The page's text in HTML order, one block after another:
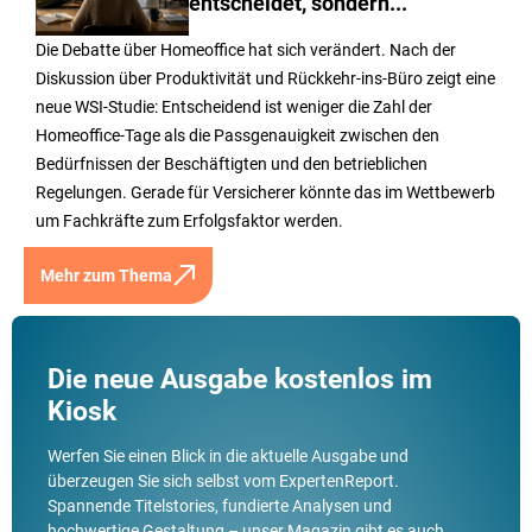
Die Debatte über Homeoffice hat sich verändert. Nach der
Diskussion über Produktivität und Rückkehr-ins-Büro zeigt eine
neue WSI-Studie: Entscheidend ist weniger die Zahl der
Homeoffice-Tage als die Passgenauigkeit zwischen den
Bedürfnissen der Beschäftigten und den betrieblichen
Regelungen. Gerade für Versicherer könnte das im Wettbewerb
um Fachkräfte zum Erfolgsfaktor werden.
Mehr zum Thema
Die neue Ausgabe kostenlos im
Kiosk
Werfen Sie einen Blick in die aktuelle Ausgabe und
überzeugen Sie sich selbst vom ExpertenReport.
Spannende Titelstories, fundierte Analysen und